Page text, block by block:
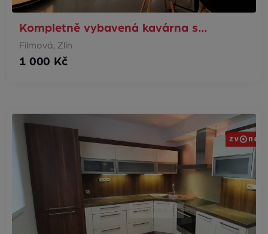
Kompletně vybavená kavárna s…
Filmová, Zlín
1 000 Kč